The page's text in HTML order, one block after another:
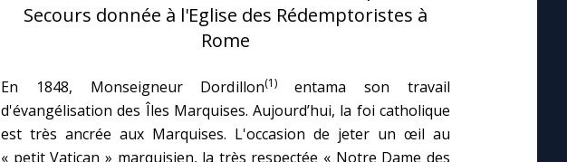
Secours donnée à l'Eglise des Rédemptoristes à
Rome
En 1848, Monseigneur Dordillon(1)entama son travail
d'évangélisation des Îles Marquises. Aujourd’hui, la foi catholique
est très ancrée aux Marquises. L'occasion de jeter un œil au
« petit Vatican » marquisien, la très respectée « Notre Dame des